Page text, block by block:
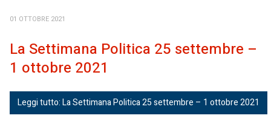
01 OTTOBRE 2021
La Settimana Politica 25 settembre –
1 ottobre 2021
Leggi tutto: La Settimana Politica 25 settembre – 1 ottobre 2021